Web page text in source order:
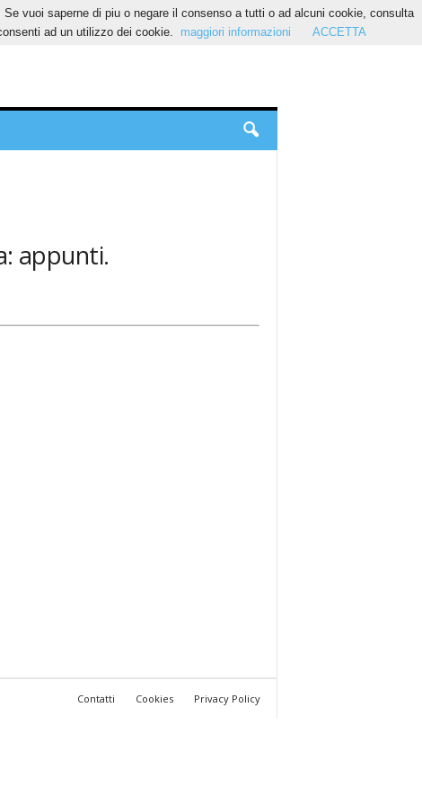
appunti.
Contatti Cookies Privacy Policy
vuoi saperne di piu o negare il consenso a tutti o ad alcuni cookie, consulta
ad un utilizzo dei cookie.
maggiori informazioni ACCETTA